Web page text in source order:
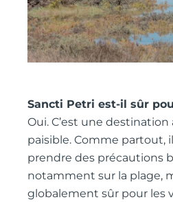
Sancti Petri est-il sûr
Oui. C’est une
paisible. Comme partout,
prendre des précautions
notamment sur la plage,
globalement sûr pour les